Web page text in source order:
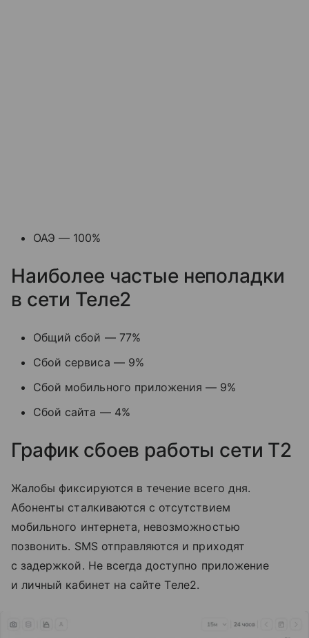
ОАЭ — 100%
Наиболее частые неполадки
в сети Теле2
Общий сбой — 77%
Сбой сервиса — 9%
Сбой мобильного приложения — 9%
Сбой сайта — 4%
График сбоев работы сети T2
Жалобы фиксируются в течение всего дня.
Абоненты сталкиваются с отсутствием
мобильного интернета, невозможностью
позвонить. SMS отправляются и приходят
с задержкой. Не всегда доступно приложение
и личный кабинет на сайте Tеле2.